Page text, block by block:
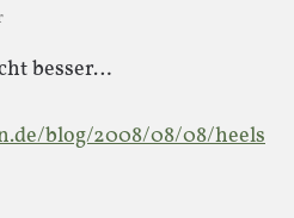
besser…
blog/2008/08/08/heels